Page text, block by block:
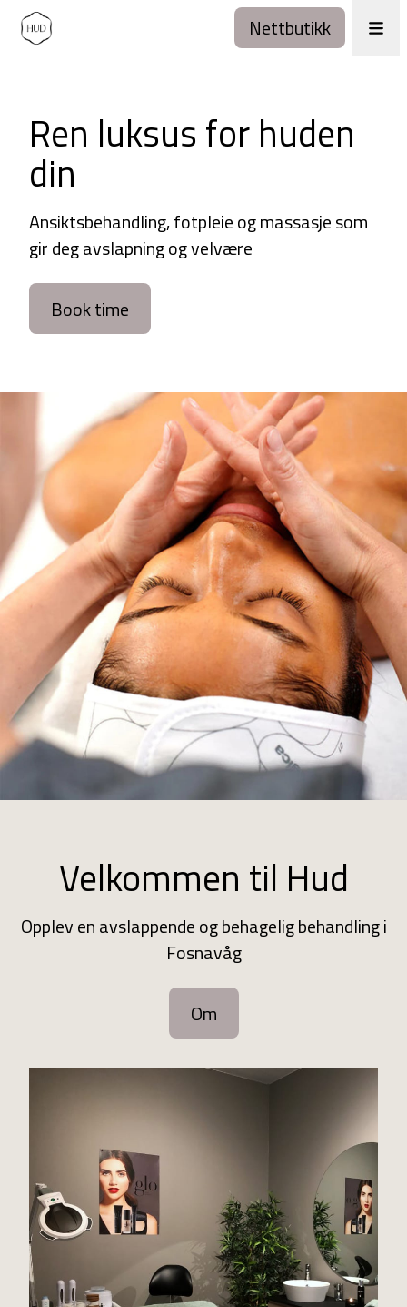
Nettbutikk
Ren luksus for huden
din
Ansiktsbehandling, fotpleie og massasje som
gir deg avslapning og velvære
Book time
Velkommen til Hud
Opplev en avslappende og behagelig behandling i
Fosnavåg
Om